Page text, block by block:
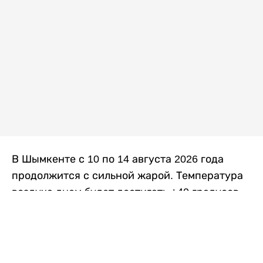
В Шымкенте с 10 по 14 августа 2026 года
продолжится с сильной жарой. Температура
воздуха днем будет достигать +40 градусов,